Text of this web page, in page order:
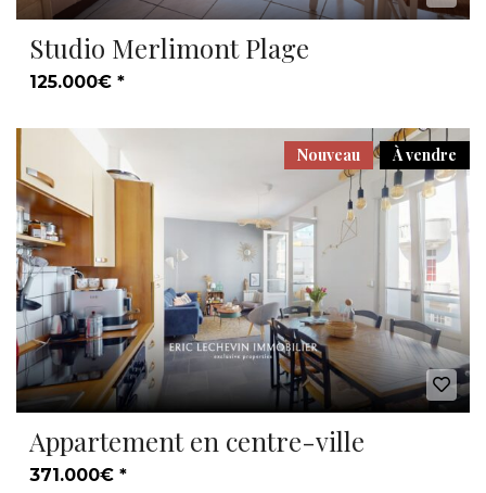
Studio Merlimont Plage
125.000€ *
À vendre
Nouveau
Appartement en centre-ville
371.000€ *